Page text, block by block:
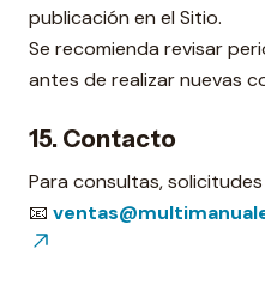
publicación en el Sitio.
Se recomienda revisar
antes de realizar nuevas
15. Contacto
Para consultas,
📧